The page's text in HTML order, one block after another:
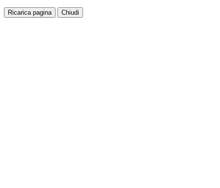
Ricarica pagina Chiudi